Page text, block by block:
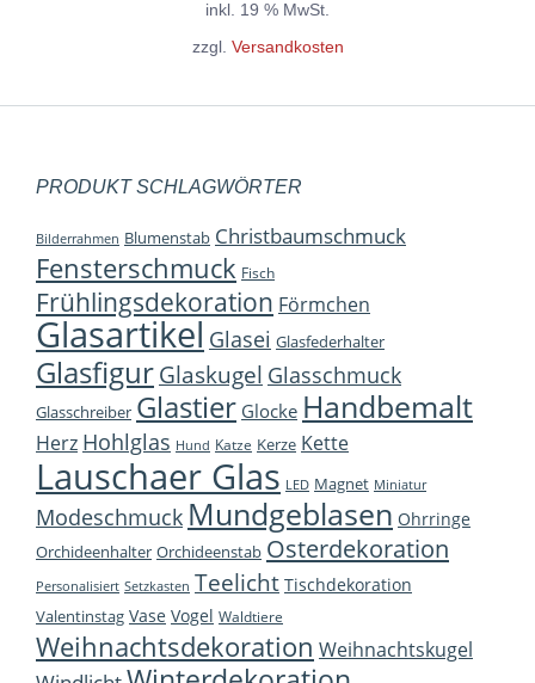
inkl. 19 % MwSt.
zzgl. Versandkosten
PRODUKT SCHLAGWÖRTER
Bilderrahmen Blumenstab Christbaumschmuck
Fensterschmuck Fisch
Frühlingsdekoration Förmchen
Glasartikel Glasei Glasfederhalter
Glasfigur Glaskugel Glasschmuck
Glasschreiber Glastier Glocke Handbemalt
Herz Hohlglas Hund Katze Kerze Kette
Lauschaer Glas LED Magnet Miniatur
Modeschmuck Mundgeblasen Ohrringe
Orchideenhalter Orchideenstab Osterdekoration
Personalisiert Setzkasten Teelicht Tischdekoration
Valentinstag Vase Vogel Waldtiere
Weihnachtsdekoration Weihnachtskugel